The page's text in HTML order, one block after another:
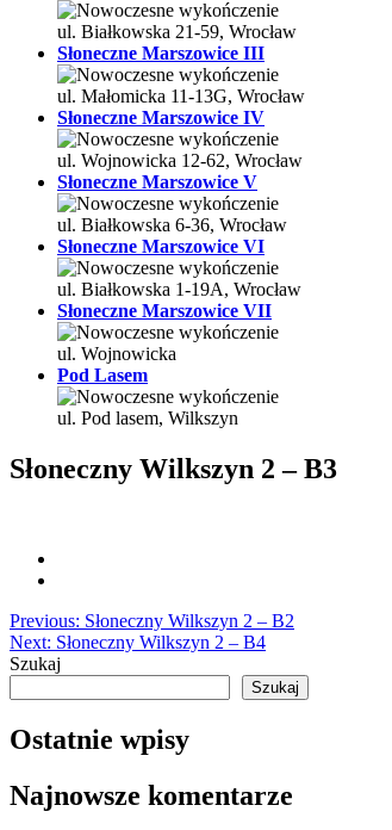
ul. Białkowska 21-59, Wrocław
Słoneczne Marszowice III
ul. Małomicka 11-13G, Wrocław
Słoneczne Marszowice IV
ul. Wojnowicka 12-62, Wrocław
Słoneczne Marszowice V
ul. Białkowska 6-36, Wrocław
Słoneczne Marszowice VI
ul. Białkowska 1-19A, Wrocław
Słoneczne Marszowice VII
ul. Wojnowicka
Pod Lasem
ul. Pod lasem, Wilkszyn
Słoneczny Wilkszyn 2 – B3
Nawigacja
wpisu
Previous: Słoneczny Wilkszyn 2 – B2
Next: Słoneczny Wilkszyn 2 – B4
Szukaj
Szukaj
Ostatnie wpisy
Najnowsze komentarze